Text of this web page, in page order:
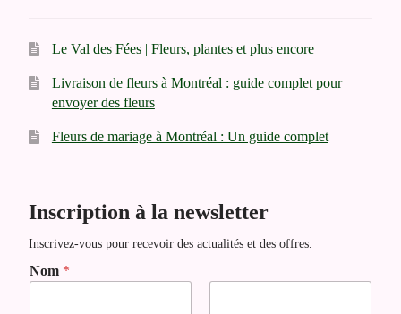
Le Val des Fées | Fleurs, plantes et plus encore
Livraison de fleurs à Montréal : guide complet pour
envoyer des fleurs
Fleurs de mariage à Montréal : Un guide complet
Inscription à la newsletter
Inscrivez-vous pour recevoir des actualités et des offres.
Nom *